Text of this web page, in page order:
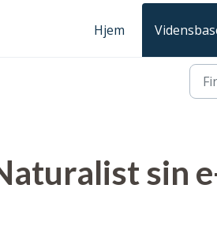
Hjem
sin